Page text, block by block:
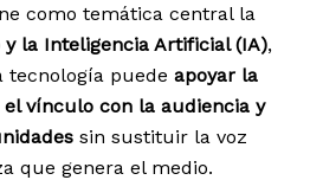
como temática central la
la Inteligencia Artificial (IA),
tecnología puede apoyar la
vínculo con la audiencia y
sin sustituir la voz
que genera el medio.